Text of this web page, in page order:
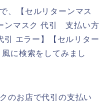
、【セルリターンマス
ンマスク 代引 支払い方
引 エラー】【セルリター
に検索をしてみまし
のお店で代引の支払い